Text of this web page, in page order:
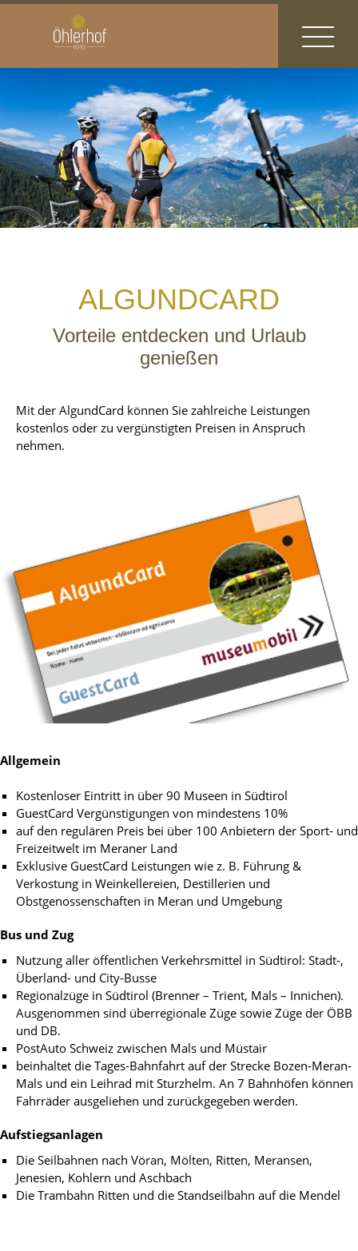
ALGUNDCARD
Vorteile entdecken und Urlaub
genießen
Mit der AlgundCard können Sie zahlreiche Leistungen
kostenlos oder zu vergünstigten Preisen in Anspruch
nehmen.
Allgemein
Kostenloser Eintritt in über 90 Museen in Südtirol
GuestCard Vergünstigungen von mindestens 10%
auf den regulären Preis bei über 100 Anbietern der Sport- und
Freizeitwelt im Meraner Land
Exklusive GuestCard Leistungen wie z. B. Führung &
Verkostung in Weinkellereien, Destillerien und
Obstgenossenschaften in Meran und Umgebung
Bus und Zug
Nutzung aller öffentlichen Verkehrsmittel in Südtirol: Stadt-,
Überland- und City-Busse
Regionalzüge in Südtirol (Brenner – Trient, Mals – Innichen).
Ausgenommen sind überregionale Züge sowie Züge der ÖBB
und DB.
PostAuto Schweiz zwischen Mals und Müstair
beinhaltet die Tages-Bahnfahrt auf der Strecke Bozen-Meran-
Mals und ein Leihrad mit Sturzhelm. An 7 Bahnhöfen können
Fahrräder ausgeliehen und zurückgegeben werden.
Aufstiegsanlagen
Die Seilbahnen nach Vöran, Mölten, Ritten, Meransen,
Jenesien, Kohlern und Aschbach
Die Trambahn Ritten und die Standseilbahn auf die Mendel